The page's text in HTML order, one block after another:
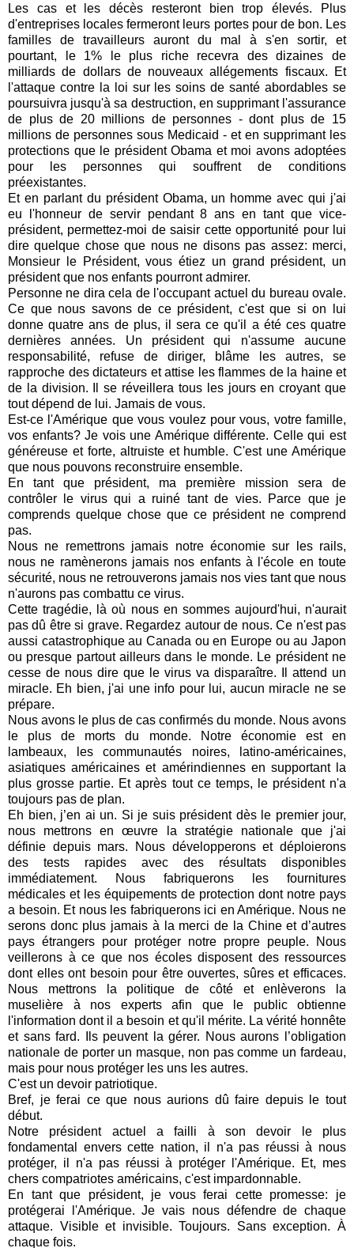
Les cas et les décès resteront bien trop élevés.
Plus
d'entreprises locales fermeront leurs portes pour de bon. Les
familles de travailleurs auront du mal à s'en sortir, et
pourtant, le 1% le plus riche recevra des dizaines de
milliards de dollars de nouveaux allégements fiscaux.
Et
l'attaque contre la loi sur les soins de santé abordables se
poursuivra jusqu'à sa destruction, en supprimant l'assurance
de plus de 20 millions de personnes - dont plus de 15
millions de personnes sous Medicaid - et en supprimant les
protections que le président Obama et moi avons adoptées
pour les personnes qui souffrent de conditions
préexistantes.
Et en parlant du président Obama, un homme avec qui j'ai
eu l'honneur de servir pendant 8 ans en tant que vice-
président, permettez-moi de saisir cette opportunité pour lui
dire quelque chose que nous ne disons pas assez: merci,
Monsieur le Président, vous étiez un grand président, un
président que nos enfants pourront admirer.
Personne ne dira cela de l'occupant actuel du bureau ovale.
Ce que nous savons de ce président, c'est que si on lui
donne quatre ans de plus, il sera ce qu'il a été ces quatre
dernières années.
Un président qui n'assume aucune
responsabilité, refuse de diriger, blâme les autres, se
rapproche des dictateurs et attise les flammes de la haine et
de la division.
Il se réveillera tous les jours en croyant que
tout dépend de lui. Jamais de vous.
Est-ce l'Amérique que vous voulez pour vous, votre famille,
vos enfants? Je vois une Amérique différente. Celle qui est
généreuse et forte, altruiste et humble. C'est une Amérique
que nous pouvons reconstruire ensemble.
En tant que président, ma première mission sera de
contrôler le virus qui a ruiné tant de vies.
Parce que je
comprends quelque chose que ce président ne comprend
pas.
Nous ne remettrons jamais notre économie sur les rails,
nous ne ramènerons jamais nos enfants à l'école en toute
sécurité, nous ne retrouverons jamais nos vies tant que nous
n'aurons pas combattu ce virus.
Cette tragédie, là où nous en sommes aujourd'hui, n'aurait
pas dû être si grave. Regardez autour de nous. Ce n'est pas
aussi catastrophique au Canada ou en Europe ou au Japon
ou presque partout ailleurs dans le monde. Le président ne
cesse de nous dire que le virus va disparaître. Il attend un
miracle. Eh bien, j'ai une info pour lui, aucun miracle ne se
prépare.
Nous avons le plus de cas confirmés du monde. Nous avons
le plus de morts du monde.
Notre économie est en
lambeaux, les communautés noires, latino-américaines,
asiatiques américaines et amérindiennes en supportant la
plus grosse partie. Et après tout ce temps, le président n'a
toujours pas de plan.
Eh bien, j’en ai un. Si je suis président dès le premier jour,
nous mettrons en œuvre la stratégie nationale que j'ai
définie depuis mars.
Nous développerons et déploierons
des tests rapides avec des résultats disponibles
immédiatement.
Nous fabriquerons les fournitures
médicales et les équipements de protection dont notre pays
a besoin. Et nous les fabriquerons ici en Amérique. Nous ne
serons donc plus jamais à la merci de la Chine et d’autres
pays étrangers pour protéger notre propre peuple.
Nous
veillerons à ce que nos écoles disposent des ressources
dont elles ont besoin pour être ouvertes, sûres et efficaces.
Nous mettrons la politique de côté et enlèverons la
muselière à nos experts afin que le public obtienne
l'information dont il a besoin et qu'il mérite. La vérité honnête
et sans fard. Ils peuvent la gérer. Nous aurons l’obligation
nationale de porter un masque, non pas comme un fardeau,
mais pour nous protéger les uns les autres.
C'est un devoir patriotique.
Bref, je ferai ce que nous aurions dû faire depuis le tout
début.
Notre président actuel a failli à son devoir le plus
fondamental envers cette nation, il n'a pas réussi à nous
protéger, il n'a pas réussi à protéger l'Amérique.
Et, mes
chers compatriotes américains, c'est impardonnable.
En tant que président, je vous ferai cette promesse: je
protégerai l'Amérique. Je vais nous défendre de chaque
attaque. Visible et invisible. Toujours. Sans exception. À
chaque fois.